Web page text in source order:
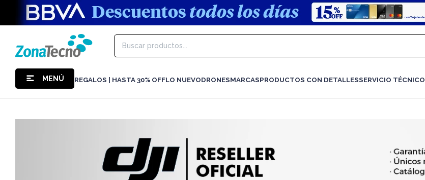
MENÚ REGALOS | HASTA 30% OFFLO NUEVODRONESMARCASPRODUCTOS CON DETALLESSERVICIO TÉCNICO